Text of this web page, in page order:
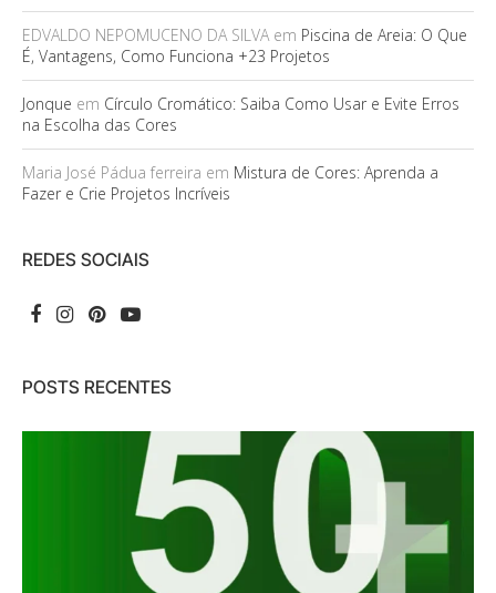
EDVALDO NEPOMUCENO DA SILVAem Piscina de Areia: O Que
É, Vantagens, Como Funciona +23 Projetos
Jonque em Círculo Cromático: Saiba Como Usar e Evite Erros
na Escolha das Cores
Maria José Pádua ferreira em Mistura de Cores: Aprenda a
Fazer e Crie Projetos Incríveis
REDES SOCIAIS
POSTS RECENTES